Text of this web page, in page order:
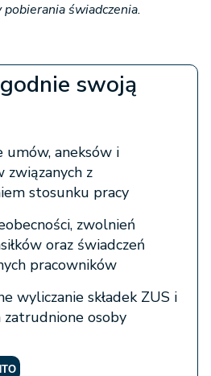
świadczenia.
swoją
umów, aneksów i
z
stosunku pracy
zwolnień
oraz świadczeń
pracowników
wyliczanie składek ZUS i
osoby